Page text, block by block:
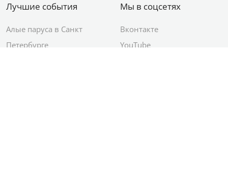
Лучшие события
Алые паруса в Санкт
Петербурге
Мы в соцсетях
Вконтакте
YouTube